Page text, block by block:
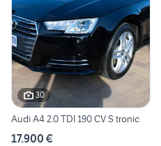
30
Audi A4 2.0 TDI 190 CV S tronic
17.900 €